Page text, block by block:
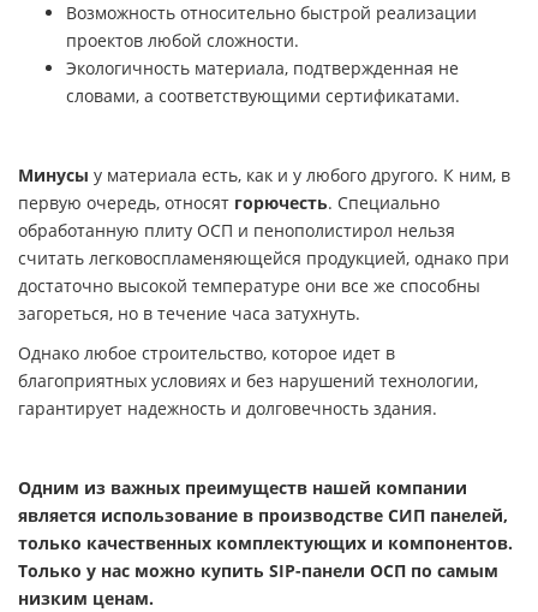
Возможность относительно быстрой реализации
проектов любой сложности.
Экологичность материала, подтвержденная не
словами, а соответствующими сертификатами.
Минусы у материала есть, как и у любого другого. К ним, в
первую очередь, относят горючесть. Специально
обработанную плиту ОСП и пенополистирол нельзя
считать легковоспламеняющейся продукцией, однако при
достаточно высокой температуре они все же способны
загореться, но в течение часа затухнуть.
Однако любое строительство, которое идет в
благоприятных условиях и без нарушений технологии,
гарантирует надежность и долговечность здания.
Одним из важных преимуществ нашей компании
является использование в производстве СИП панелей,
только качественных комплектующих и компонентов.
Только у нас можно купить SIP-панели ОСП по самым
низким ценам.